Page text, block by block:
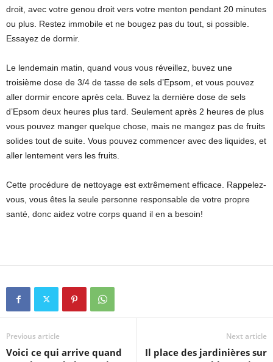
droit, avec votre genou droit vers votre menton pendant 20 minutes
ou plus. Restez immobile et ne bougez pas du tout, si possible.
Essayez de dormir.
Le lendemain matin, quand vous vous réveillez, buvez une
troisième dose de 3/4 de tasse de sels d’Epsom, et vous pouvez
aller dormir encore après cela. Buvez la dernière dose de sels
d’Epsom deux heures plus tard. Seulement après 2 heures de plus
vous pouvez manger quelque chose, mais ne mangez pas de fruits
solides tout de suite. Vous pouvez commencer avec des liquides, et
aller lentement vers les fruits.
Cette procédure de nettoyage est extrêmement efficace. Rappelez-
vous, vous êtes la seule personne responsable de votre propre
santé, donc aidez votre corps quand il en a besoin!
Previous article
Voici ce qui arrive quand
Next article
Il place des jardinières sur